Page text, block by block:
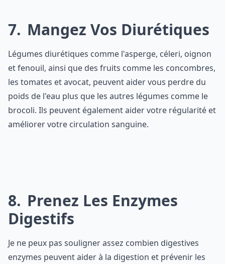
7 Mangez Vos Diurétiques
Légumes diurétiques comme l'asperge, céleri, oignon
et fenouil, ainsi que des fruits comme les concombres,
les tomates et avocat, peuvent aider vous perdre du
poids de l'eau plus que les autres légumes comme le
brocoli. Ils peuvent également aider votre régularité et
améliorer votre circulation sanguine.
8 Prenez Les Enzymes
Digestifs
Je ne peux pas souligner assez combien digestives
enzymes peuvent aider à la digestion et prévenir les